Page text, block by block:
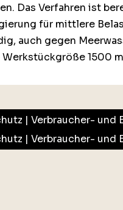
Das Verfahren ist
für mittlere
auch gegen
1500
| Verbraucher- und
| Verbraucher- und